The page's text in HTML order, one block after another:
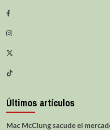
Últimos artículos
Mac McClung sacude el